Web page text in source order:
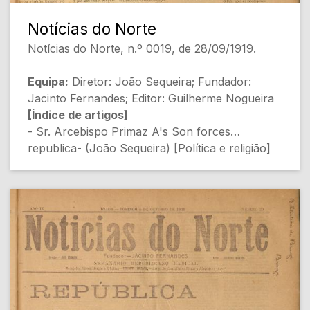
- DE TODA A PARTE: RENDUFE (O. P.)
[Religião e Política]
[Conteúdo Gerado por Inteligência Artificial,
Notícias do Norte
Notícias do Norte, n.º 0019, de 28/09/1919.
Equipa: Diretor: João Sequeira; Fundador:
Jacinto Fernandes; Editor: Guilherme Nogueira
[Índice de artigos]
- Sr. Arcebispo Primaz A's Son forces
republica- (João Sequeira) [Política e religião]
[Comemorações da República]
- IDÍLIO (Anónimo) [Poesia]
- Ao Ex.mo Sr. Administrador Geral dos
Correios (Não identificado) [Reclamação
administrativa]
- A Grande Guerra: Intervenção de Portugal